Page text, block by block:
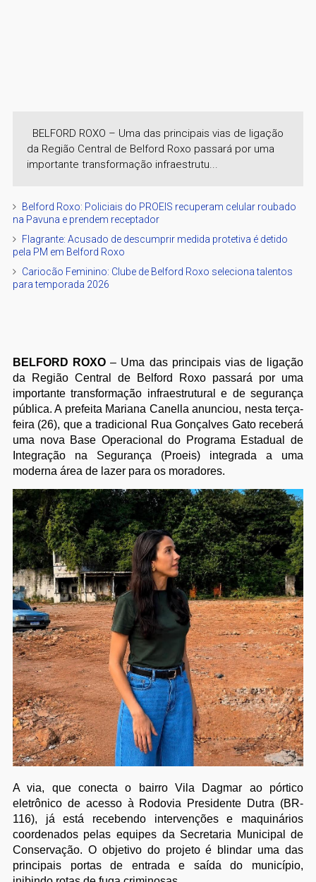
BELFORD ROXO – Uma das principais vias de ligação
da Região Central de Belford Roxo passará por uma
importante transformação infraestrutu...
Belford Roxo: Policiais do PROEIS recuperam celular roubado
na Pavuna e prendem receptador
Flagrante: Acusado de descumprir medida protetiva é detido
pela PM em Belford Roxo
Cariocão Feminino: Clube de Belford Roxo seleciona talentos
para temporada 2026
BELFORD ROXO – Uma das principais vias de ligação
da Região Central de Belford Roxo passará por uma
importante transformação infraestrutural e de segurança
pública. A prefeita Mariana Canella anunciou, nesta terça-
feira (26), que a tradicional Rua Gonçalves Gato receberá
uma nova Base Operacional do Programa Estadual de
Integração na Segurança (Proeis) integrada a uma
moderna área de lazer para os moradores.
A via, que conecta o bairro Vila Dagmar ao pórtico
eletrônico de acesso à Rodovia Presidente Dutra (BR-
116), já está recebendo intervenções e maquinários
coordenados pelas equipes da Secretaria Municipal de
Conservação. O objetivo do projeto é blindar uma das
principais portas de entrada e saída do município,